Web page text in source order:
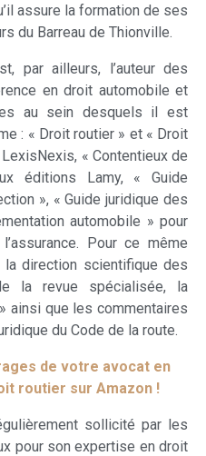
assure la formation de ses
du Barreau de Thionville.
par ailleurs, l’auteur des
en droit automobile et
au sein desquels il est
: « Droit routier » et « Droit
« Contentieux de
éditions Lamy, « Guide
», « Guide juridique des
automobile » pour
Pour ce même
direction scientifique des
la revue spécialisée, la
ainsi que les commentaires
du Code de la route.
de votre avocat en
routier sur Amazon !
sollicité par les
pour son expertise en droit